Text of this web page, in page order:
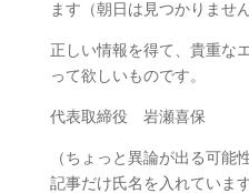
ます（朝日は見つかりませ
正しい情報を得て、貴重な
って欲しいものです。
代表取締役 岩瀬喜保
（ちょっと異論が出る可能
記事だけ氏名を入れています